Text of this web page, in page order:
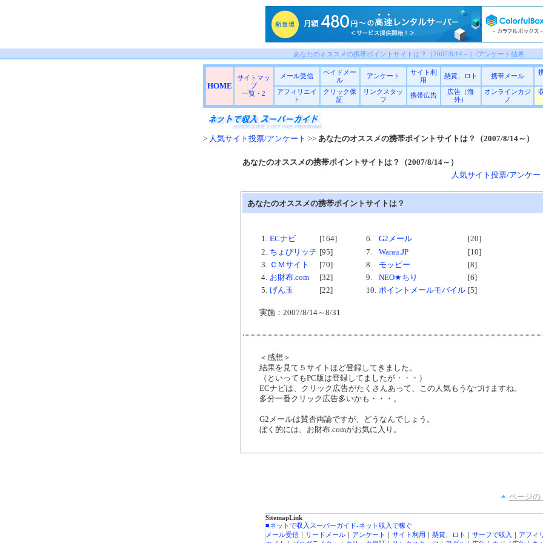
あなたのオススメの携帯ポイントサイトは？（2007/8/14～）/アンケート結果
HOME
サイトマッ
プ
一覧 ・ 2
メール受信
ペイドメー
ル
アンケート
サイト利
用
懸賞、ロト 携帯メール
アフィリエイ
ト
クリック保
証
リンクスタッ
フ
携帯広告
広告（海
外）
オンラインカジ
ノ
> 人気サイト投票/アンケート >> あなたのオススメの携帯ポイントサイトは？（2007/8/14～）
あなたのオススメの携帯ポイントサイトは？（2007/8/14～）
人気サイト投票/アンケー
あなたのオススメの携帯ポイントサイトは？
1. ECナビ [164] 6. G2メール
[20]
2. ちょびリッチ [95] 7. Warau.JP
[10]
3.
ＣＭサイト [70] 8. モッピー
[8]
4. お財布.com [32] 9. NEO★ちり
[6]
5. げん玉 [22] 10. ポイントメールモバイル [5]
実施：2007/8/14～8/31
＜感想＞
結果を見て５サイトほど登録してきました。
（といってもPC版は登録してましたが・・・）
ECナビは、クリック広告がたくさんあって、この人気もうなづけますね。
多分一番クリック広告多いかも・・・。
G2メールは賛否両論ですが、どうなんでしょう。
ぼく的には、お財布.comがお気に入り。
ページの
SitemapLink
■ネットで収入スーパーガイド-ネット収入で稼ぐ
メール受信 ｜ リードメール ｜ アンケート ｜ サイト利用 ｜ 懸賞、ロト ｜ サーフで収入 ｜ アフィリ